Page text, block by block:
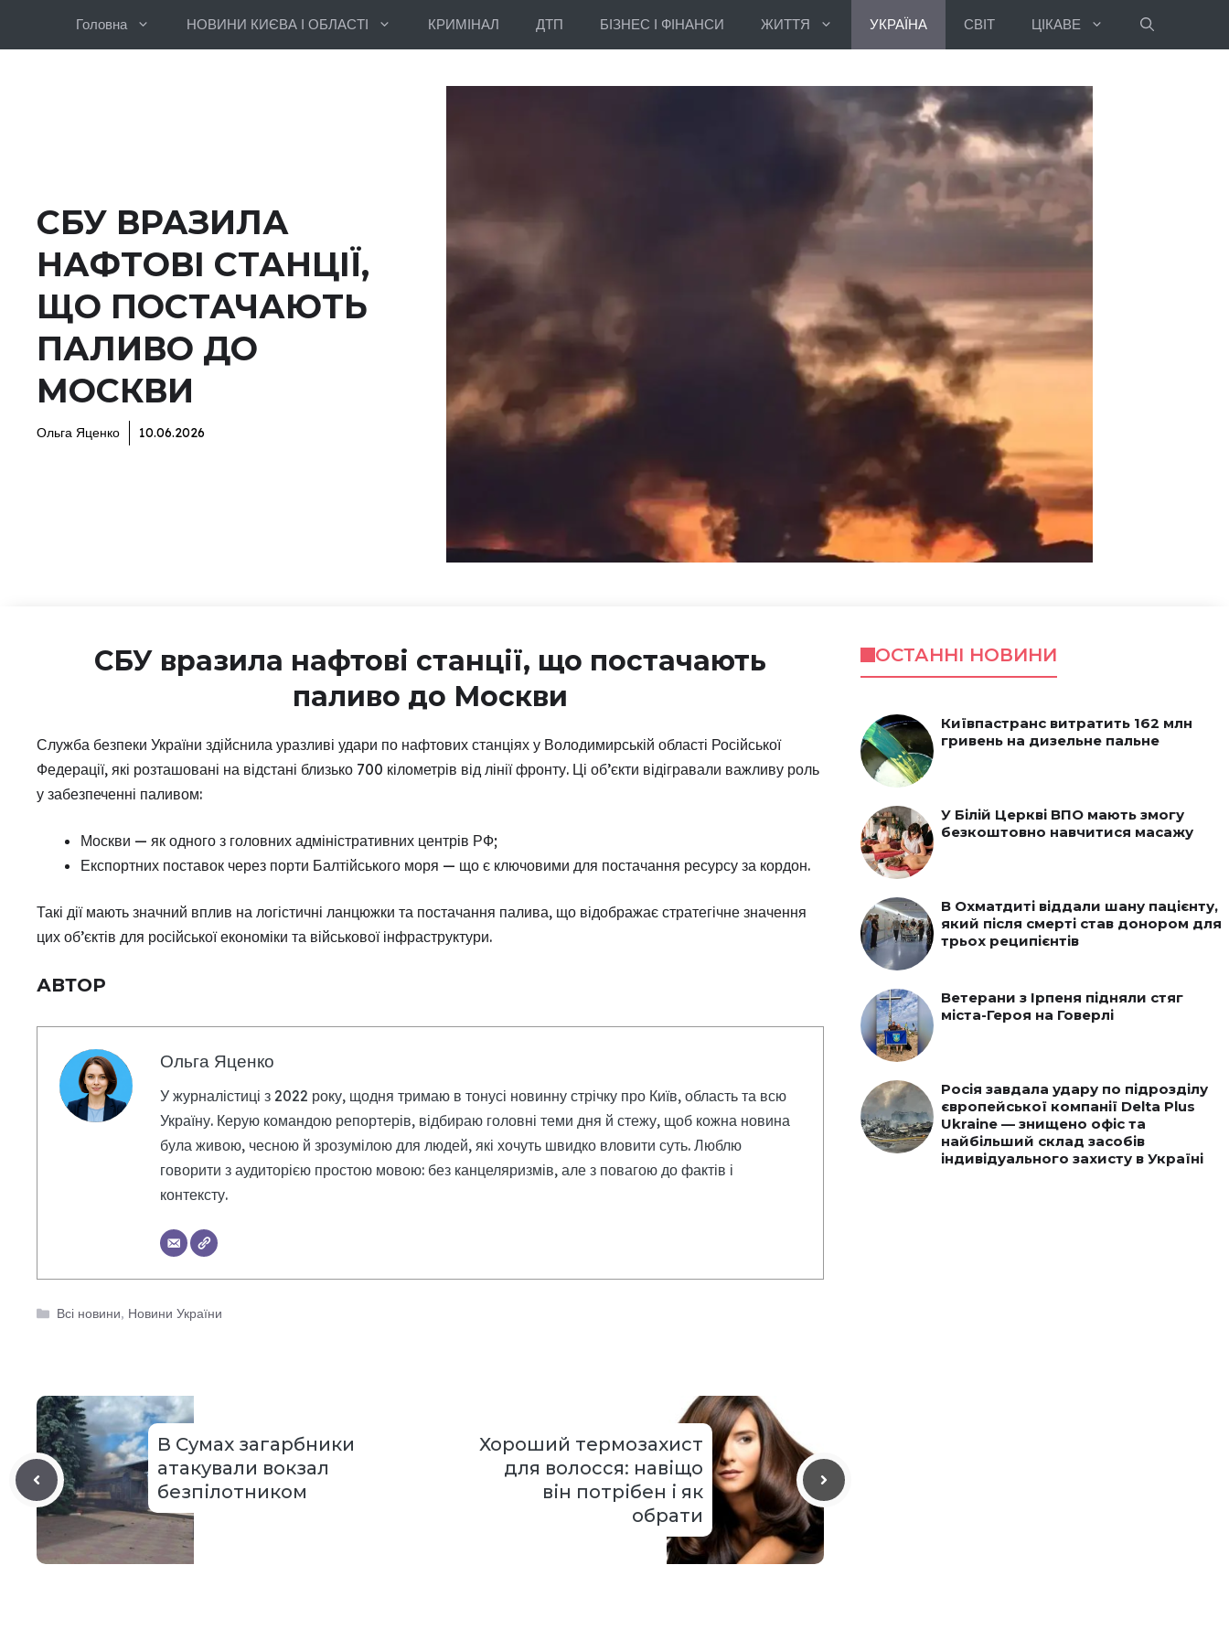
Головна НОВИНИ КИЄВА І ОБЛАСТІ КРИМІНАЛ ДТП БІЗНЕС І ФІНАНСИ ЖИТТЯ УКРАЇНА СВІТ ЦІКАВЕ
СБУ ВРАЗИЛА
НАФТОВІ СТАНЦІЇ,
ЩО ПОСТАЧАЮТЬ
ПАЛИВО ДО
МОСКВИ
Ольга Яценко 10.06.2026
СБУ вразила нафтові станції, що постачають
паливо до Москви
Служба безпеки України здійснила уразливі удари по нафтових станціях у Володимирській області Російської
Федерації, які розташовані на відстані близько 700 кілометрів від лінії фронту. Ці об’єкти відігравали важливу роль
у забезпеченні паливом:
Москви — як одного з головних адміністративних центрів РФ;
Експортних поставок через порти Балтійського моря — що є ключовими для постачання ресурсу за кордон.
Такі дії мають значний вплив на логістичні ланцюжки та постачання палива, що відображає стратегічне значення
цих об’єктів для російської економіки та військової інфраструктури.
АВТОР
Ольга Яценко
У журналістиці з 2022 року, щодня тримаю в тонусі новинну стрічку про Київ, область та всю
Україну. Керую командою репортерів, відбираю головні теми дня й стежу, щоб кожна новина
була живою, чесною й зрозумілою для людей, які хочуть швидко вловити суть. Люблю
говорити з аудиторією простою мовою: без канцеляризмів, але з повагою до фактів і
контексту.
Категорії
Всі новини, Новини України
В Сумах загарбники
атакували вокзал
безпілотником
Хороший термозахист
для волосся: навіщо
він потрібен і як
обрати
ОСТАННІ НОВИНИ
Київпастранс витратить 162 млн
гривень на дизельне пальне
У Білій Церкві ВПО мають змогу
безкоштовно навчитися масажу
В Охматдиті віддали шану пацієнту,
який після смерті став донором для
трьох реципієнтів
Ветерани з Ірпеня підняли стяг
міста-Героя на Говерлі
Росія завдала удару по підрозділу
європейської компанії Delta Plus
Ukraine — знищено офіс та
найбільший склад засобів
індивідуального захисту в Україні